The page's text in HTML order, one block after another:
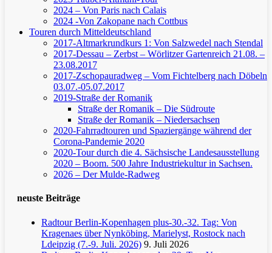
2024 – Von Paris nach Calais
2024 -Von Zakopane nach Cottbus
Touren durch Mitteldeutschland
2017-Altmarkrundkurs 1: Von Salzwedel nach Stendal
2017-Dessau – Zerbst – Wörlitzer Gartenreich 21.08. –
23.08.2017
2017-Zschopauradweg – Vom Fichtelberg nach Döbeln
03.07.-05.07.2017
2019-Straße der Romanik
Straße der Romanik – Die Südroute
Straße der Romanik – Niedersachsen
2020-Fahrradtouren und Spaziergänge während der
Corona-Pandemie 2020
2020-Tour durch die 4. Sächsische Landesausstellung
2020 – Boom. 500 Jahre Industriekultur in Sachsen.
2026 – Der Mulde-Radweg
neuste Beiträge
Radtour Berlin-Kopenhagen plus-30.-32. Tag: Von
Kragenaes über Nynköbing, Marielyst, Rostock nach
Ldeipzig (7.-9. Juli. 2026) 9. Juli 2026